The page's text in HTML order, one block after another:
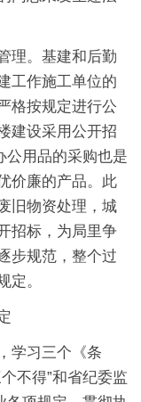
理。基建和后勤
工作施工单位的
格按规定进行公
建设采用公开招
公用品的采购也是
价廉的产品。此
旧物资处理，城
招标，为局里争
步规范，整个过
定。
学习三个《条
不得”和省纪委监